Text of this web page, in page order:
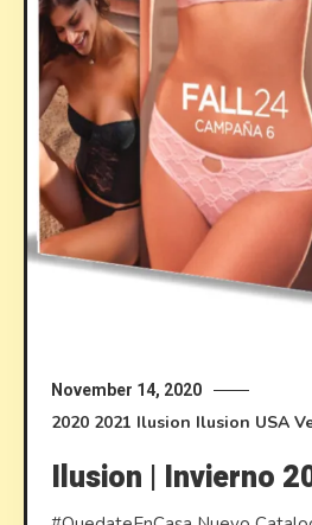
November 14, 2020
2020 2021 Ilusion Ilusion USA
Ilusion | Invierno